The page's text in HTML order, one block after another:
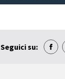
Seguici su: